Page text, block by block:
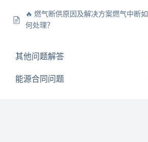
🔥 燃气断供原因及解决方案燃气中断如
何处理？
其他问题解答
能源合同问题